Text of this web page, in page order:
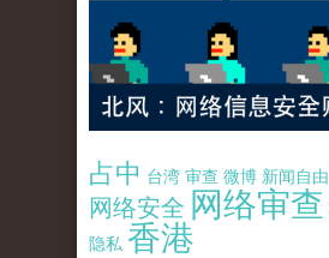
占中 台湾 审查 微博 新闻自由
网络安全 网络审查
隐私 香港